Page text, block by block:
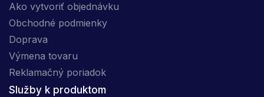
Ako vytvoriť objednávku
Obchodné podmienky
Doprava
Výmena tovaru
Reklamačný poriadok
Služby k produktom